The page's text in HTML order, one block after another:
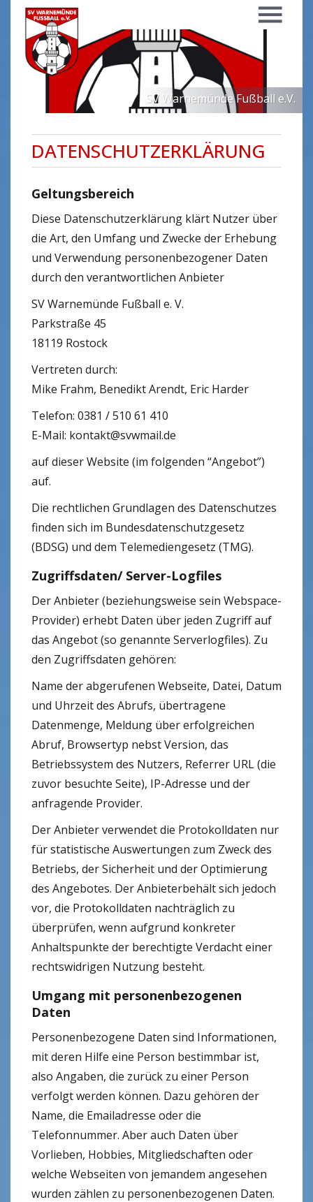
Menü
SV Warnemünde Fußball e.V.
DATENSCHUTZERKLÄRUNG
Geltungsbereich
Diese Datenschutzerklärung klärt Nutzer über
die Art, den Umfang und Zwecke der Erhebung
und Verwendung personenbezogener Daten
durch den verantwortlichen Anbieter
SV Warnemünde Fußball e. V.
Parkstraße 45
18119 Rostock
Vertreten durch:
Mike Frahm, Benedikt Arendt, Eric Harder
Telefon: 0381 / 510 61 410
E-Mail: kontakt@svwmail.de
auf dieser Website (im folgenden “Angebot”)
auf.
Die rechtlichen Grundlagen des Datenschutzes
finden sich im Bundesdatenschutzgesetz
(BDSG) und dem Telemediengesetz (TMG).
Zugriffsdaten/ Server-Logfiles
Der Anbieter (beziehungsweise sein Webspace-
Provider) erhebt Daten über jeden Zugriff auf
das Angebot (so genannte Serverlogfiles). Zu
den Zugriffsdaten gehören:
Name der abgerufenen Webseite, Datei, Datum
und Uhrzeit des Abrufs, übertragene
Datenmenge, Meldung über erfolgreichen
Abruf, Browsertyp nebst Version, das
Betriebssystem des Nutzers, Referrer URL (die
zuvor besuchte Seite), IP-Adresse und der
anfragende Provider.
Der Anbieter verwendet die Protokolldaten nur
für statistische Auswertungen zum Zweck des
Betriebs, der Sicherheit und der Optimierung
des Angebotes. Der Anbieterbehält sich jedoch
vor, die Protokolldaten nachträglich zu
überprüfen, wenn aufgrund konkreter
Anhaltspunkte der berechtigte Verdacht einer
rechtswidrigen Nutzung besteht.
Umgang mit personenbezogenen
Daten
Personenbezogene Daten sind Informationen,
mit deren Hilfe eine Person bestimmbar ist,
also Angaben, die zurück zu einer Person
verfolgt werden können. Dazu gehören der
Name, die Emailadresse oder die
Telefonnummer. Aber auch Daten über
Vorlieben, Hobbies, Mitgliedschaften oder
welche Webseiten von jemandem angesehen
wurden zählen zu personenbezogenen Daten.